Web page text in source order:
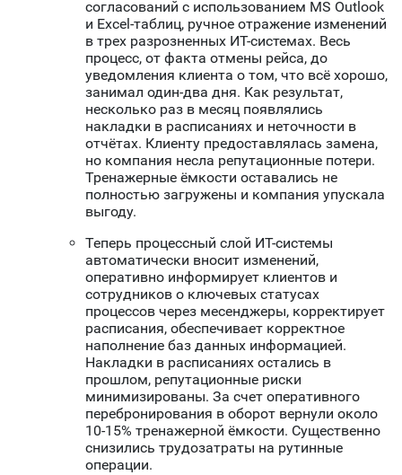
согласований с использованием MS Outlook
и Excel-таблиц, ручное отражение изменений
в трех разрозненных ИТ-системах. Весь
процесс, от факта отмены рейса, до
уведомления клиента о том, что всё хорошо,
занимал один-два дня. Как результат,
несколько раз в месяц появлялись
накладки в расписаниях и неточности в
отчётах. Клиенту предоставлялась замена,
но компания несла репутационные потери.
Тренажерные ёмкости оставались не
полностью загружены и компания упускала
выгоду.
Теперь процессный слой ИТ-системы
автоматически вносит изменений,
оперативно информирует клиентов и
сотрудников о ключевых статусах
процессов через месенджеры, корректирует
расписания, обеспечивает корректное
наполнение баз данных информацией.
Накладки в расписаниях остались в
прошлом, репутационные риски
минимизированы. За счет оперативного
перебронирования в оборот вернули около
10-15% тренажерной ёмкости. Существенно
снизились трудозатраты на рутинные
операции.